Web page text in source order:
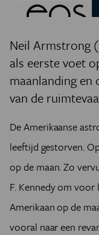
Neil Armstrong
als eerste voet
maanlanding en
van de
De Amerikaanse
leeftijd gestorven.
op de maan. Zo
F. Kennedy om voor
Amerikaan op de
vooral naar een